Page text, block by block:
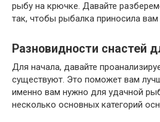
рыбу на крючке. Давайте
так, чтобы рыбалка приносила
Разновидности снастей
Для начала, давайте
существуют. Это поможет вам
именно вам нужно для удачной
несколько основных категорий